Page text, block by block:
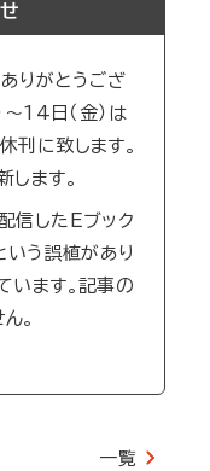
りがとうござ
～14日（金）は
刊に致します。
します。
したEブック
いう誤植があり
います。記事の
。
一覧